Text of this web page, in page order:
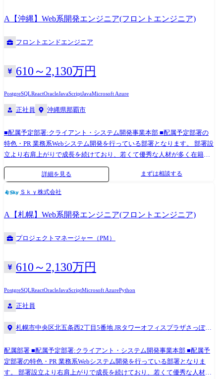
ムにおいてプロジェクトリーダーとしてプロジェクト推進における管理
を担当 2023年 会員向けサイト開発の複数案件にてプロジェクトマネー
ジャーとしてプロジェクト推進における管理を担当 2024年 次長へ昇格
・テクニカルスペシャリスト 2015年 入社。ワークフローシステム開発
2017年 社内でのPoC活動として、ブロックチェーンを使った技術検証
を実施 2019年 オンラインショップ向け共通API基盤構築開発にて、
AWSを活用したサーバレスアプリケーションの開発を対応 スクラムマス
界向けのデータ分析基盤構築を対応を実施するデータ分析基盤構築にお
用したIF構築を対応 2022年 技術係長へ昇格 2023年 建機業界での品質
保証システムを活用したデータ連携基盤構築において、アーキテクチャ
検討・技術検証を対応 ●身につくスキル ・上流から下流までの一連の開
発スキル ・近年Webアプリ開発で主流となっているSPA(シングル・ペー
ジ・アプリケーション)による構築スキル ・Amazon Web Service(AWS)や
Microsoft Azure などのパブリッククラウドのサービスや構築に関する知
キル ・サーバレスアーキテクチャの知識、経験
などのWebシステム開発が直近のトレンドで、上流～リリース・運用ま
での一連工程(経験に応じてアサイン)をお任せいたします。 ■札幌案件の
リモート参画や東京案件のハイブリッド参画など、柔軟な働き方に対応
可能です。 入社後の流れ お持ちの経験・スキル・ご希望などを、しっか
ループメンバーが手厚くフォローしますので、新しい環境にもスムーズ
に馴染めます。 これまで培ってきたスキルを活かし力を発揮できる環境
社で経験を積みたい」「挑戦を応援してくれる会社だと感じた」など、
A【沖縄】Web系開発エンジニア(フロントエンジニア)
フロントエンドエンジニア
610～2,130万円
PostgreSQLReactOracleJavaScriptJavaMicrosoft Azure
正社員 沖縄県那覇市
■配属予定部署:クライアント・システム開発事業本部 ■配属予定部署の
特色・PR 業務系Webシステム開発を行っている部署となります。 部署設
立より右肩上がりで成長を続けており、若くて優秀な人材が多く在籍し
ております。 現在は業務領域としてメーカーなどの製造業の案件が多く
を占めておりますが、今後は金融業や小売業、流通、物流、デベロッパ
設計など、開発工程の上流から対応する業務が多く、PM、PL、SMも多
く在籍しております。 ※職務内容変更の可能性:有 ※変更の範囲:会社の
定める業務 現在、Sky株式会社が注力している各種業界の案件をご担当
いただきます。 大手企業を中心に業務系システムやWebアプリ開発プロ
は多岐にわたっており、プロジェクトマネジメント、スクラム開発のス
クラムマスタなどプロジェクトをリードする役割や要件定義、基本設計
APIやバッチ処理、データベース設計、開発などのバックエンド開発など
ップのモデルケース ・プロジェクトマネージャー 2013年 入社。生産準
へ昇格 2015年 サブチーフ、チーフへ昇格 2016年 放送業界向けシス
テムにおいてチームリーダーとしてプロジェクト管理、顧客折衝を担
当。係長へ昇格 2017年 課長代理へ昇格 2019年 課長へ昇格 2021年
詳細を見る まずは相談する
Ｓｋｙ株式会社
A【札幌】Web系開発エンジニア(フロントエンジニア)
プロジェクトマネージャー（PM）
610～2,130万円
PostgreSQLReactOracleJavaScriptMicrosoft AzurePython
正社員
札幌市中央区北五条西2丁目5番地 JRタワーオフィスプラザさっぽろ
配属部署 ■配属予定部署:クライアント・システム開発事業本部 ■配属予
定部署の特色・PR 業務系Webシステム開発を行っている部署となりま
す。 部署設立より右肩上がりで成長を続けており、若くて優秀な人材が